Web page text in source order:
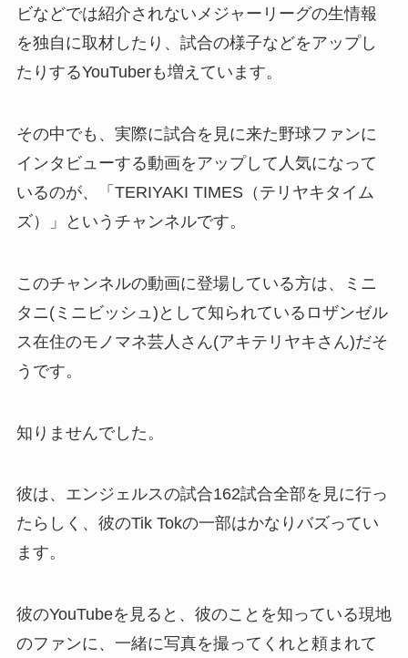
ビなどでは紹介されないメジャーリーグの生情報
を独自に取材したり、試合の様子などをアップし
たりするYouTuberも増えています。
その中でも、実際に試合を見に来た野球ファンに
インタビューする動画をアップして人気になって
いるのが、「TERIYAKI TIMES（テリヤキタイム
ズ）」というチャンネルです。
このチャンネルの動画に登場している方は、ミニ
タニ(ミニビッシュ)として知られているロザンゼル
ス在住のモノマネ芸人さん(アキテリヤキさん)だそ
うです。
知りませんでした。
彼は、エンジェルスの試合162試合全部を見に行っ
たらしく、彼のTik Tokの一部はかなりバズってい
ます。
彼のYouTubeを見ると、彼のことを知っている現地
のファンに、一緒に写真を撮ってくれと頼まれて